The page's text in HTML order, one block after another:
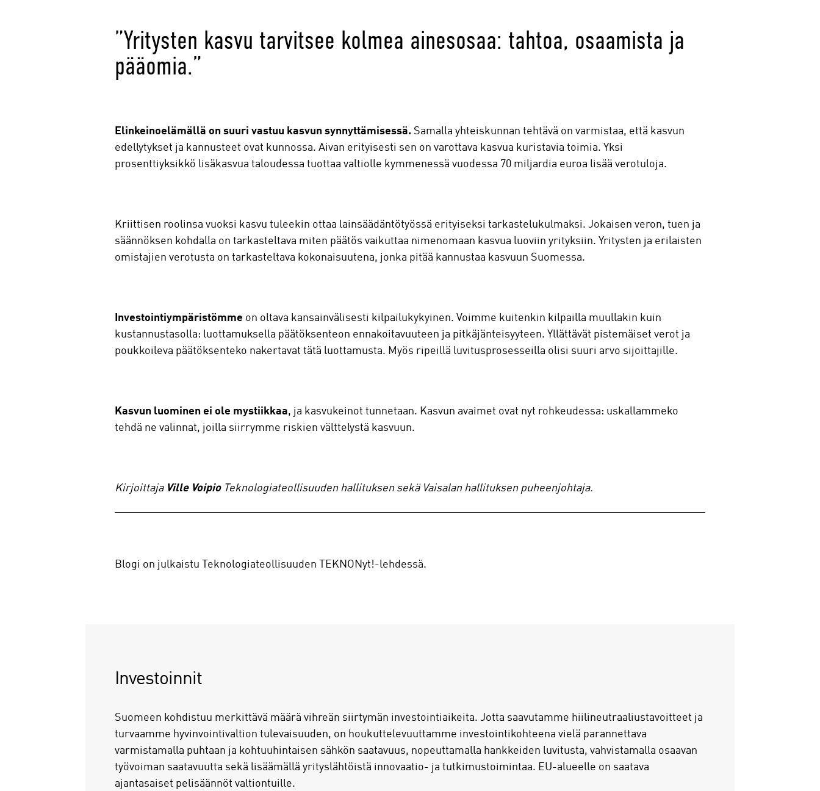
”Yritysten kasvu tarvitsee kolmea ainesosaa: tahtoa, osaamista ja
pääomia.”
Elinkeinoelämällä on suuri vastuu kasvun synnyttämisessä. Samalla yhteiskunnan tehtävä on varmistaa, että kasvun
edellytykset ja kannusteet ovat kunnossa. Aivan erityisesti sen on varottava kasvua kuristavia toimia. Yksi
prosenttiyksikkö lisäkasvua taloudessa tuottaa valtiolle kymmenessä vuodessa 70 miljardia euroa lisää verotuloja.
Kriittisen roolinsa vuoksi kasvu tuleekin ottaa lainsäädäntötyössä erityiseksi tarkastelukulmaksi. Jokaisen veron, tuen ja
säännöksen kohdalla on tarkasteltava miten päätös vaikuttaa nimenomaan kasvua luoviin yrityksiin. Yritysten ja erilaisten
omistajien verotusta on tarkasteltava kokonaisuutena, jonka pitää kannustaa kasvuun Suomessa.
Investointiympäristömme on oltava kansainvälisesti kilpailukykyinen. Voimme kuitenkin kilpailla muullakin kuin
kustannustasolla: luottamuksella päätöksenteon ennakoitavuuteen ja pitkäjänteisyyteen. Yllättävät pistemäiset verot ja
poukkoileva päätöksenteko nakertavat tätä luottamusta. Myös ripeillä luvitusprosesseilla olisi suuri arvo sijoittajille.
Kasvun luominen ei ole mystiikkaa, ja kasvukeinot tunnetaan. Kasvun avaimet ovat nyt rohkeudessa: uskallammeko
tehdä ne valinnat, joilla siirrymme riskien välttelystä kasvuun.
Kirjoittaja Ville VoipioTeknologiateollisuuden hallituksen sekä Vaisalan hallituksen puheenjohtaja.
Blogi on julkaistu Teknologiateollisuuden TEKNONyt!-lehdessä.
Investoinnit
Suomeen kohdistuu merkittävä määrä vihreän siirtymän investointiaikeita. Jotta saavutamme hiilineutraaliustavoitteet ja
turvaamme hyvinvointivaltion tulevaisuuden, on houkuttelevuuttamme investointikohteena vielä parannettava
varmistamalla puhtaan ja kohtuuhintaisen sähkön saatavuus, nopeuttamalla hankkeiden luvitusta, vahvistamalla osaavan
työvoiman saatavuutta sekä lisäämällä yrityslähtöistä innovaatio- ja tutkimustoimintaa. EU-alueelle on saatava
ajantasaiset pelisäännöt valtiontuille.